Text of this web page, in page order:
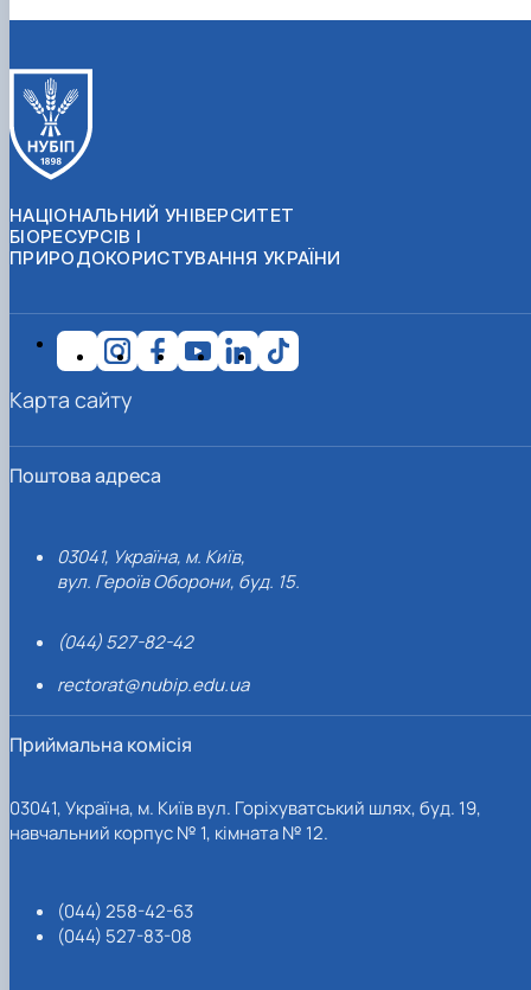
НАЦІОНАЛЬНИЙ УНІВЕРСИТЕТ
БІОРЕСУРСІВ І
ПРИРОДОКОРИСТУВАННЯ УКРАЇНИ
Поштова адреса
03041, Україна, м. Київ,
вул. Героїв Оборони, буд. 15.
(044) 527-82-42
rectorat@nubip.edu.ua
Приймальна комісія
03041, Україна, м. Київ вул. Горіхуватський шлях, буд. 19,
навчальний корпус № 1, кімната № 12.
(044) 258-42-63
(044) 527-83-08
Карта сайту